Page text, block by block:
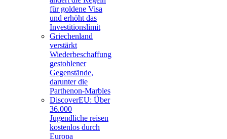
für goldene Visa
und erhöht das
Investitionslimit
Griechenland
verstärkt
Wiederbeschaffung
gestohlener
Gegenstände,
darunter die
Parthenon-Marbles
DiscoverEU: Über
36.000
Jugendliche reisen
kostenlos durch
Europa